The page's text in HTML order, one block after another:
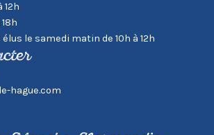
12h
le samedi matin de 10h à 12h
hague.com